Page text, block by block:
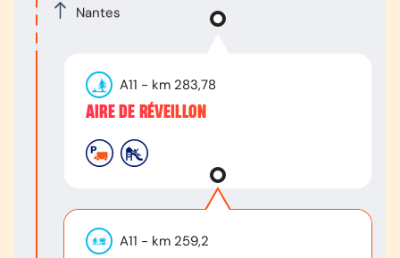
Nantes
A11 - km 283,78
AIRE DE RÉVEILLON
A11 - km 259,2